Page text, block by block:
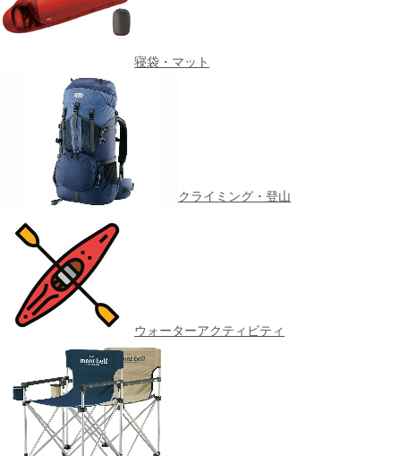
寝袋・マット
クライミング・登山
ウォーターアクティビティ